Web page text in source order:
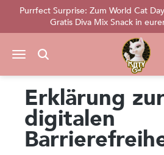
springen
Purrfect Surprise: Zum World Cat
Gratis Diva Mix Snack in
Erklärung
digitalen